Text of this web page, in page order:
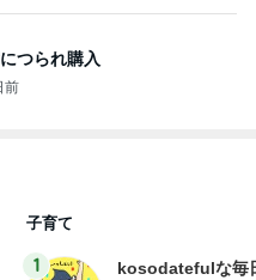
つられ購入
前
子育て
1
kosodatefulな毎